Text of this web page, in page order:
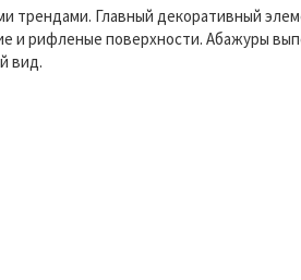
Главный декоративный
и рифленые поверхности. Абажуры
вид.